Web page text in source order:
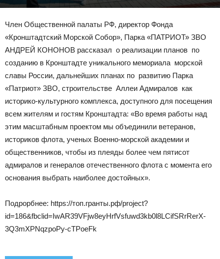
Член Общественной палаты РФ, директор Фонда
«Кронштадтский Морской Собор», Парка «ПАТРИОТ» ЗВО
АНДРЕЙ КОНОНОВ рассказал о реализации планов по
созданию в Кронштадте уникального мемориала морской
славы России, дальнейших планах по развитию Парка
«Патриот» ЗВО, строительстве Аллеи Адмиралов как
историко-культурного комплекса, доступного для посещения
всем жителям и гостям Кронштадта: «Во время работы над
этим масштабным проектом мы объединили ветеранов,
историков флота, ученых Военно-морской академии и
общественников, чтобы из плеяды более чем пятисот
адмиралов и генералов отечественного флота с момента его
основания выбрать наиболее достойных».
Подрорбнее: https://топ.гранты.рф/project?
id=186&fbclid=IwAR39VFjw8eyHrfVsfuwd3kb0l8LCifSRrRerX-
3Q3mXPNqzpoPy-cTPoeFk